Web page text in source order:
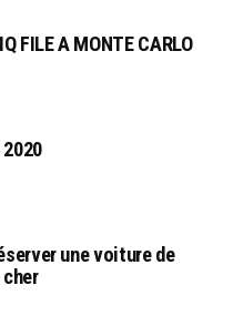
FILE A MONTE CARLO
2020
une voiture de